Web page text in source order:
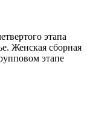
этапа
Женская сборная
этапе